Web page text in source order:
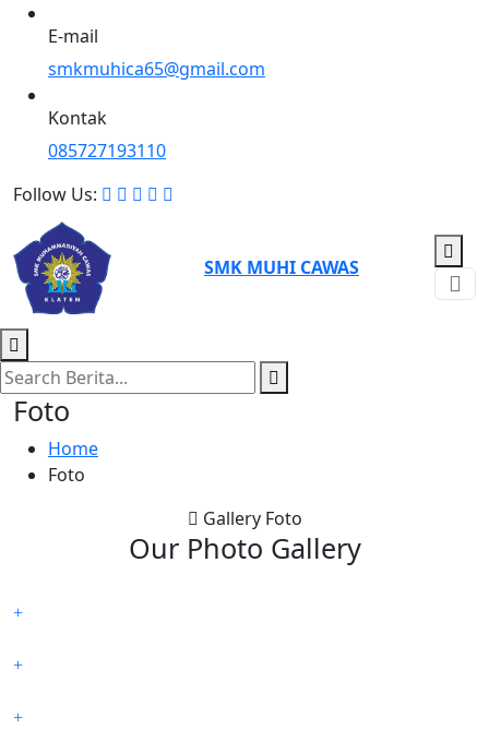
E-mail
smkmuhica65@gmail.com
Kontak
085727193110
Follow Us:
SMK MUHI CAWAS
Foto
Home
Foto
Gallery Foto
Our Photo Gallery